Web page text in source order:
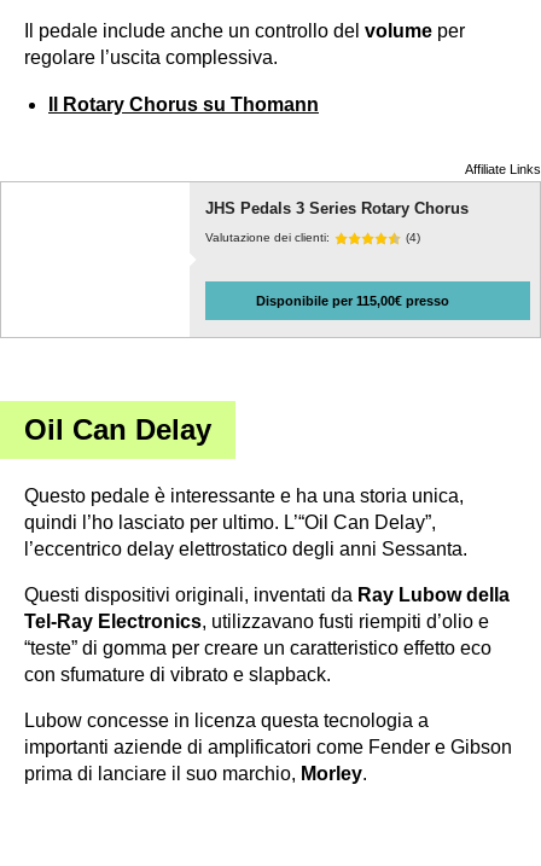
Il pedale include anche un controllo del volume per
regolare l’uscita complessiva.
Il Rotary Chorus su Thomann
Affiliate Links
JHS Pedals 3 Series Rotary Chorus
Valutazione dei clienti: (4)
Disponibile per 115,00€ presso
Oil Can Delay
Questo pedale è interessante e ha una storia unica,
quindi l’ho lasciato per ultimo. L’“Oil Can Delay”,
l’eccentrico delay elettrostatico degli anni Sessanta.
Questi dispositivi originali, inventati da Ray Lubow della
Tel-Ray Electronics, utilizzavano fusti riempiti d’olio e
“teste” di gomma per creare un caratteristico effetto eco
con sfumature di vibrato e slapback.
Lubow concesse in licenza questa tecnologia a
importanti aziende di amplificatori come Fender e Gibson
prima di lanciare il suo marchio, Morley.